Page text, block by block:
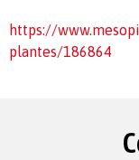
https://
plantes/186864